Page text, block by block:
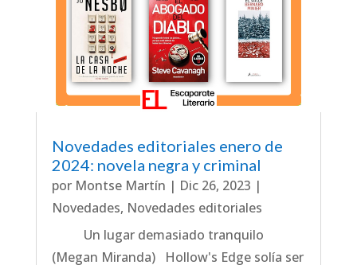
Novedades editoriales enero de
2024: novela negra y criminal
por Montse Martín | Dic 26, 2023 |
Novedades, Novedades editoriales
Un lugar demasiado tranquilo
(Megan Miranda) Hollow's Edge solía ser